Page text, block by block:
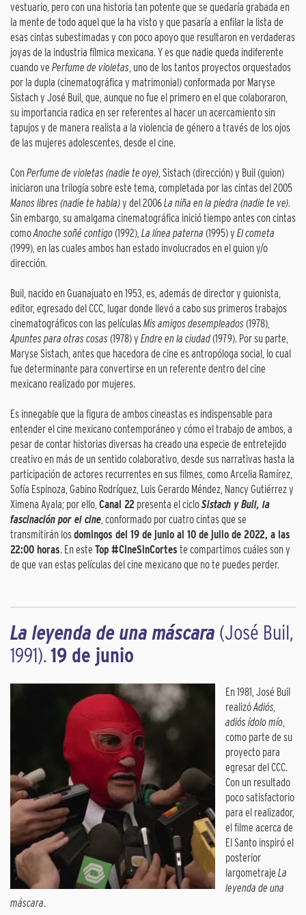
vestuario, pero con una historia tan potente que se quedaría grabada en
la mente de todo aquel que la ha visto y que pasaría a enfilar la lista de
esas cintas subestimadas y con poco apoyo que resultaron en verdaderas
joyas de la industria fílmica mexicana. Y es que nadie queda indiferente
cuando ve Perfume de violetas, uno de los tantos proyectos orquestados
por la dupla (cinematográfica y matrimonial) conformada por Maryse
Sistach y José Buil, que, aunque no fue el primero en el que colaboraron,
su importancia radica en ser referentes al hacer un acercamiento sin
tapujos y de manera realista a la violencia de género a través de los ojos
de las mujeres adolescentes, desde el cine.
ConPerfume de violetas (nadie te oye), Sistach (dirección) y Buil (guion)
iniciaron una trilogía sobre este tema, completada por las cintas del 2005
Manos libres (nadie te habla)y del 2006La niña en la piedra (nadie te ve).
Sin embargo, su amalgama cinematográfica inició tiempo antes con cintas
comoAnoche soñé contigo(1992), La línea paterna (1995) y El cometa
(1999), en las cuales ambos han estado involucrados en el guion y/o
dirección.
Buil, nacido en Guanajuato en 1953, es, además de director y guionista,
editor, egresado del CCC, lugar donde llevó a cabo sus primeros trabajos
cinematográficos con las películasMis amigos desempleados (1978),
Apuntes para otras cosas (1978) y Endre en la ciudad(1979). Por su parte,
Maryse Sistach, antes que hacedora de cine es antropóloga social, lo cual
fue determinante para convertirse en un referente dentro del cine
mexicano realizado por mujeres.
Es innegable que la figura de ambos cineastas es indispensable para
entender el cine mexicano contemporáneo y cómo el trabajo de ambos, a
pesar de contar historias diversas ha creado una especie de entretejido
creativo en más de un sentido colaborativo, desde sus narrativas hasta la
participación de actores recurrentes en sus filmes, como Arcelia Ramírez,
Sofía Espinoza, Gabino Rodríguez, Luis Gerardo Méndez, Nancy Gutiérrez y
Ximena Ayala; por ello, Canal 22 presenta el cicloSistach y Buil, la
fascinación por el cine, conformado por cuatro cintas que se
transmitirán losdomingos del 19 de junio al 10 de julio de 2022, a las
22:00 horas. En este Top #CineSinCortes te compartimos cuáles son y
de que van estas películas del cine mexicano que no te puedes perder.
La leyenda de una máscara (José Buil,
1991).19 de junio
En 1981, José Buil
realizóAdiós,
adiós ídolo mío,
como parte de su
proyecto para
egresar del CCC.
Con un resultado
poco satisfactorio
para el realizador,
el filme acerca de
El Santo inspiró el
posterior
largometraje La
leyenda de una
máscara.